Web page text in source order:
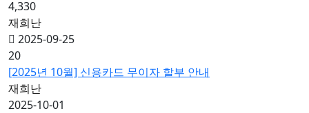
4,330
재희난
2025-09-25
20
[2025년 10월] 신용카드 무이자 할부 안내
재희난
2025-10-01